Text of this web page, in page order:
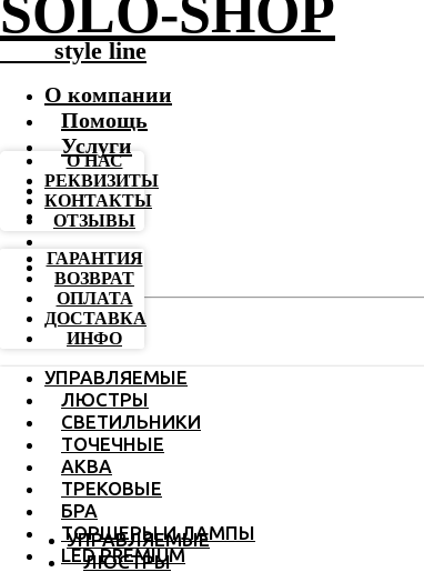
SOLO-SHOP
-------style line
О компании
Помощь
Услуги
О НАС
РЕКВИЗИТЫ
КОНТАКТЫ
ОТЗЫВЫ
ГАРАНТИЯ
ВОЗВРАТ
ОПЛАТА
ДОСТАВКА
ИНФО
УПРАВЛЯЕМЫЕ
ЛЮСТРЫ
СВЕТИЛЬНИКИ
ТОЧЕЧНЫЕ
АКВА
ТРЕКОВЫЕ
БРА
ТОРШЕРЫ И ЛАМПЫ
LED PREMIUM
УПРАВЛЯЕМЫЕ
ЛЮСТРЫ